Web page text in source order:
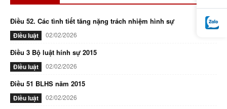
Điều 52. Các tình tiết tăng nặng trách nhiệm hình sự
Điều luật 02/02/2026
Điều 3 Bộ luật hính sự 2015
Điều luật 02/02/2026
Điều 51 BLHS năm 2015
Điều luật 02/02/2026